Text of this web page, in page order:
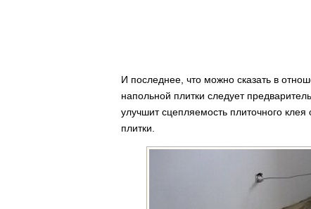
И последнее, что можно сказать в
напольной плитки следует
улучшит сцепляемость плиточного
плитки.